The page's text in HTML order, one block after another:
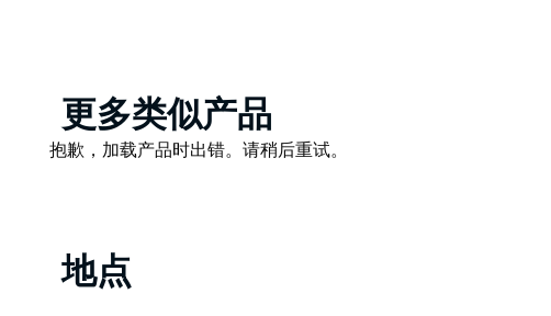
Product
List
更多类似产品
Product
抱歉，加载产品时出错。请稍后重试。
地点